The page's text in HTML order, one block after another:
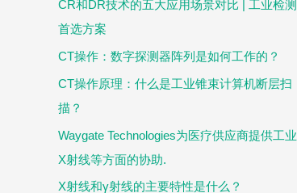
CR和DR技术的五大应用场景对比 | 工业检测
首选方案
CT操作：数字探测器阵列是如何工作的？
CT操作原理：什么是工业锥束计算机断层扫
描？
Waygate Technologies为医疗供应商提供工业
X射线等方面的协助.
X射线和γ射线的主要特性是什么？